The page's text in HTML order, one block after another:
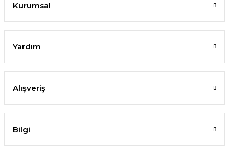
Kurumsal
Yardım
Alışveriş
Bilgi